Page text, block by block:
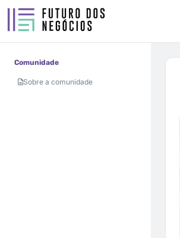
Comunidade
Sobre a comunidade